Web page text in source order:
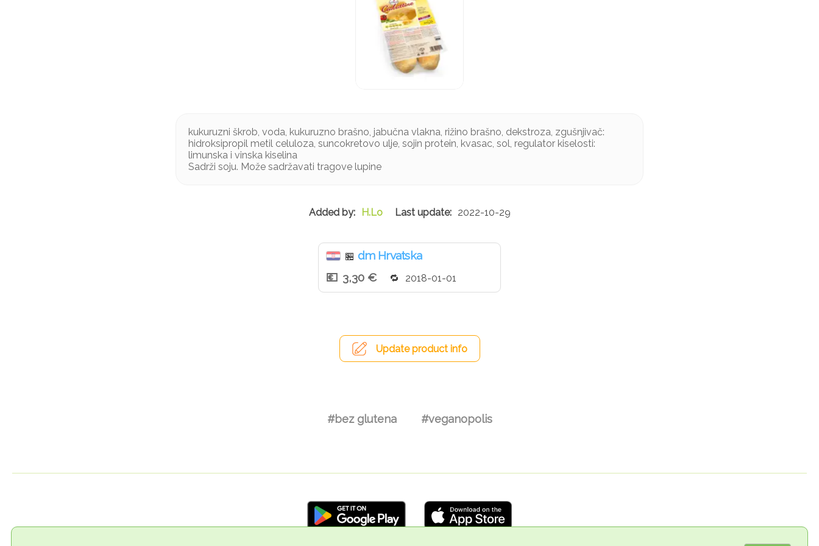
kukuruzni škrob, voda, kukuruzno brašno, jabučna vlakna, rižino brašno, dekstroza, zgušnjivač:
hidroksipropil metil celuloza, suncokretovo ulje, sojin protein, kvasac, sol, regulator kiselosti:
limunska i vinska kiselina
Sadrži soju. Može sadržavati tragove lupine
H.Lo 2022-10-29
🏪 dm Hrvatska
3,30 €
2018-01-01
Update product info
#bez glutena #veganopolis